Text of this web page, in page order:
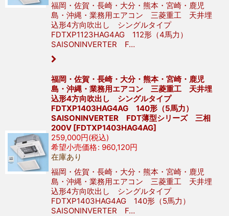
福岡・佐賀・長崎・大分・熊本・宮崎・鹿児
島・沖縄・業務用エアコン 三菱重工 天井埋
込形4方向吹出し シングルタイプ
FDTXP1123HAG4AG 112形（4馬力）
SAISONINVERTER F…
福岡・佐賀・長崎・大分・熊本・宮崎・鹿児
島・沖縄・業務用エアコン 三菱重工 天井埋
込形4方向吹出し シングルタイプ
FDTXP1403HAG4AG 140形（5馬力）
SAISONINVERTER FDT薄型シリーズ 三相
200V [FDTXP1403HAG4AG]
259,000円(税込)
希望小売価格: 960,120円
在庫あり
福岡・佐賀・長崎・大分・熊本・宮崎・鹿児
島・沖縄・業務用エアコン 三菱重工 天井埋
込形4方向吹出し シングルタイプ
FDTXP1403HAG4AG 140形（5馬力）
SAISONINVERTER F…